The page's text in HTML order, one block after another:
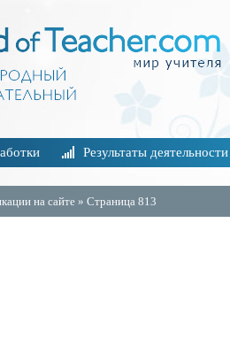
Результаты деятельности
на сайте » Страница 813